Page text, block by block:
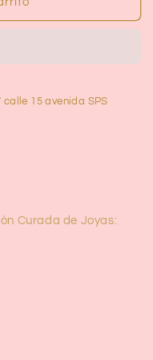
calle 15 avenida SPS
Curada de Joyas: